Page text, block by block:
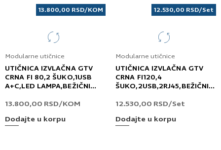
13.800,00 RSD/KOM
Modularne utičnice
UTIČNICA IZVLAČNA GTV
CRNA FI 80,2 ŠUKO,1USB
A+C,LED LAMPA,BEŽIČNI
13.800,00 RSD/KOM
Dodajte u korpu
12.530,00 RSD/Set
Modularne utičnice
UTIČNICA IZVLAČNA GTV
CRNA FI120,4
ŠUKO,2USB,2RJ45,BEŽIČNI
12.530,00 RSD/Set
Dodajte u korpu